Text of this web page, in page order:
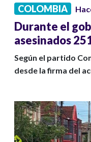
COLOMBIA
Durante el
asesinados
Según el partido
desde la firma del